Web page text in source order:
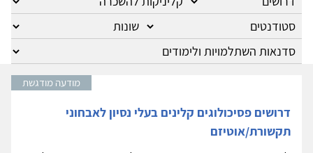
מודעה מודגשת
דרושים פסיכולוגים קלינים בעלי נסיון לאבחוני
תקשורת/אוטיזם